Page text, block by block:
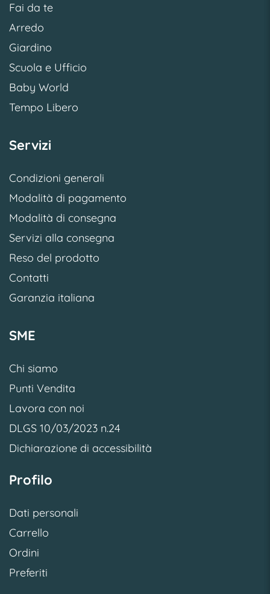
Fai da te
Arredo
Giardino
Scuola e Ufficio
Baby World
Tempo Libero
Servizi
Condizioni generali
Modalità di pagamento
Modalità di consegna
Servizi alla consegna
Reso del prodotto
Contatti
Garanzia italiana
SME
Chi siamo
Punti Vendita
Lavora con noi
DLGS 10/03/2023 n.24
Dichiarazione di accessibilità
Profilo
Dati personali
Carrello
Ordini
Preferiti